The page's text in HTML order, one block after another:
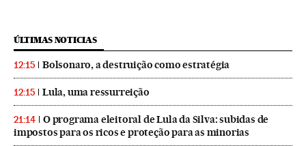
ÚLTIMAS NOTICIAS
12:15 Bolsonaro, a destruição como estratégia
12:15 Lula, uma ressurreição
21:14
O programa eleitoral de Lula da Silva: subidas de
impostos para os ricos e proteção para as minorias